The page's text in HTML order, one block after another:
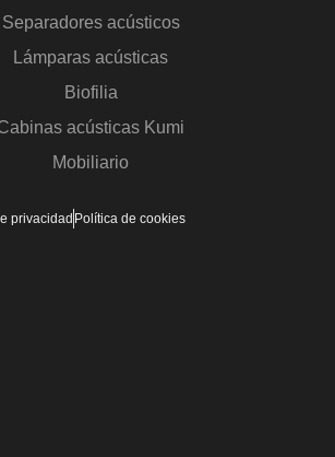
Separadores acústicos
Lámparas acústicas
Biofilia
acústicas Kumi
Mobiliario
privacidad Política de cookies